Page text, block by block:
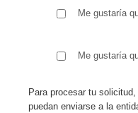
Me gustaría
Me gustaría
Para procesar tu
puedan enviarse a la